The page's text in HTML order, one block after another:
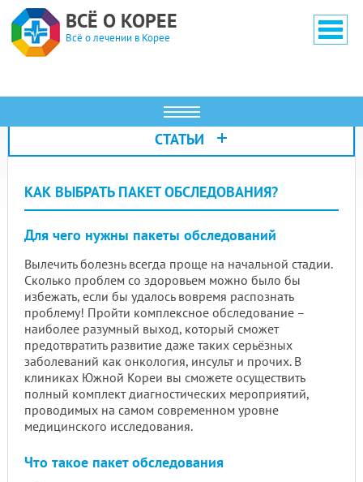
ВСЁ О КОРЕЕ
Всё о лечении в Корее
СТАТЬИ +
КАК ВЫБРАТЬ ПАКЕТ ОБСЛЕДОВАНИЯ?
Для чего нужны пакеты обследований
Вылечить болезнь всегда проще на начальной стадии.
Сколько проблем со здоровьем можно было бы
избежать, если бы удалось вовремя распознать
проблему! Пройти комплексное обследование –
наиболее разумный выход, который сможет
предотвратить развитие даже таких серьёзных
заболеваний как онкология, инсульт и прочих. В
клиниках Южной Кореи вы сможете осуществить
полный комплект диагностических мероприятий,
проводимых на самом современном уровне
медицинского исследования.
Что такое пакет обследования